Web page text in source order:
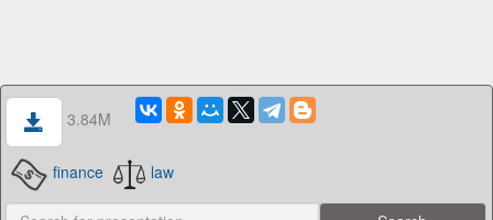
3.84M
finance law